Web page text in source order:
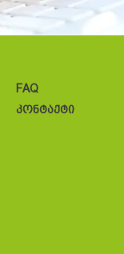
FAQ
კონტაქტი